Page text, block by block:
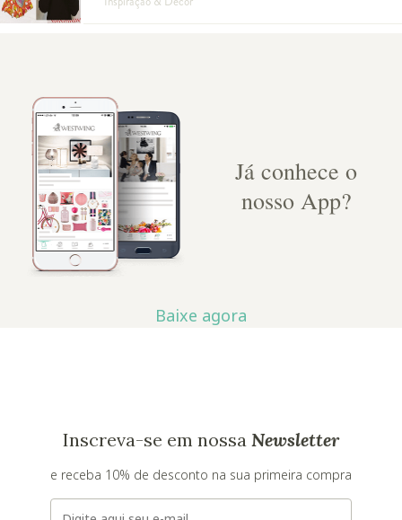
Já conhece o
nosso App?
Baixe agora
Inscreva-se em nossa Newsletter
e receba 10% de desconto na sua primeira compra
E-mail